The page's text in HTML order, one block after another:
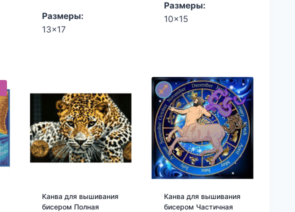
Размеры:
13x17
Размеры:
10x15
Канва для вышивания
бисером Полная
Канва для вышивания
бисером Частичная